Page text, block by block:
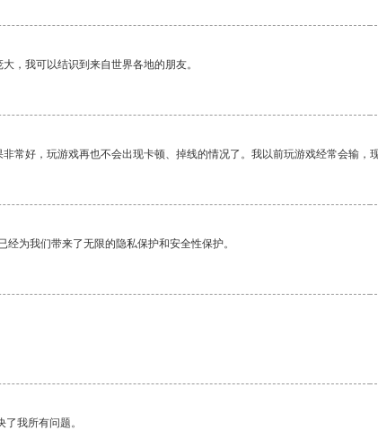
，我可以结识到来自世界各地的朋友。
常好，玩游戏再也不会出现卡顿、掉线的情况了。我以前玩游戏经常会输，
经为我们带来了无限的隐私保护和安全性保护。
我所有问题。